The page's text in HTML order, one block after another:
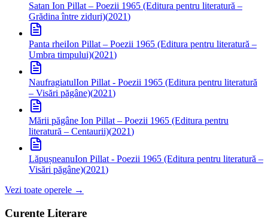
Satan Ion Pillat – Poezii 1965 (Editura pentru literatură –
Grădina între ziduri)(2021)
Panta rheiIon Pillat – Poezii 1965 (Editura pentru literatură –
Umbra timpului)(2021)
NaufragiatulIon Pillat - Poezii 1965 (Editura pentru literatură
– Visări păgâne)(2021)
Mării păgâne Ion Pillat – Poezii 1965 (Editura pentru
literatură – Centaurii)(2021)
LăpușneanuIon Pillat - Poezii 1965 (Editura pentru literatură –
Visări păgâne)(2021)
Vezi toate operele →
Curente Literare